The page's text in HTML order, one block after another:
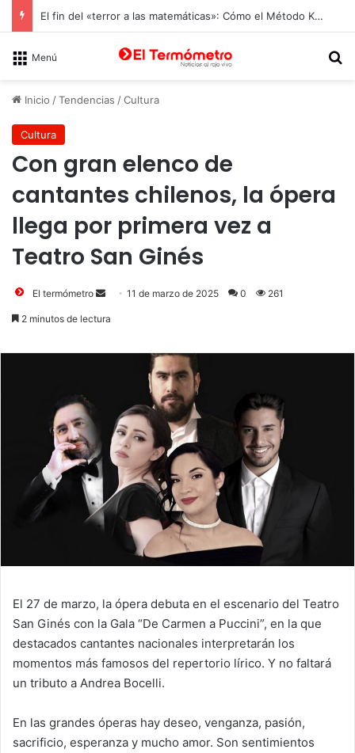
El fin del «terror a las matemáticas»: Cómo el Método Kumon conquista a Chile desde la autonomía y la neurociencia
Menú
Inicio /Tendencias /Cultura
Cultura
Con gran elenco de
cantantes chilenos, la ópera
llega por primera vez a
Teatro San Ginés
El termómetro
Send11 de marzo de 2025 0 261
2 minutos de lectura
El 27 de marzo, la ópera debuta en el escenario del Teatro
San Ginés con la Gala “De Carmen a Puccini”, en la que
destacados cantantes nacionales interpretarán los
momentos más famosos del repertorio lírico. Y no faltará
un tributo a Andrea Bocelli.
En las grandes óperas hay deseo, venganza, pasión,
sacrificio, esperanza y mucho amor. Son sentimientos